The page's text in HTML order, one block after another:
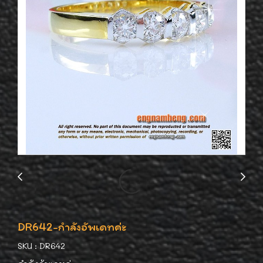
DR642-กำลังอัพเดทค่ะ
SKU : DR642